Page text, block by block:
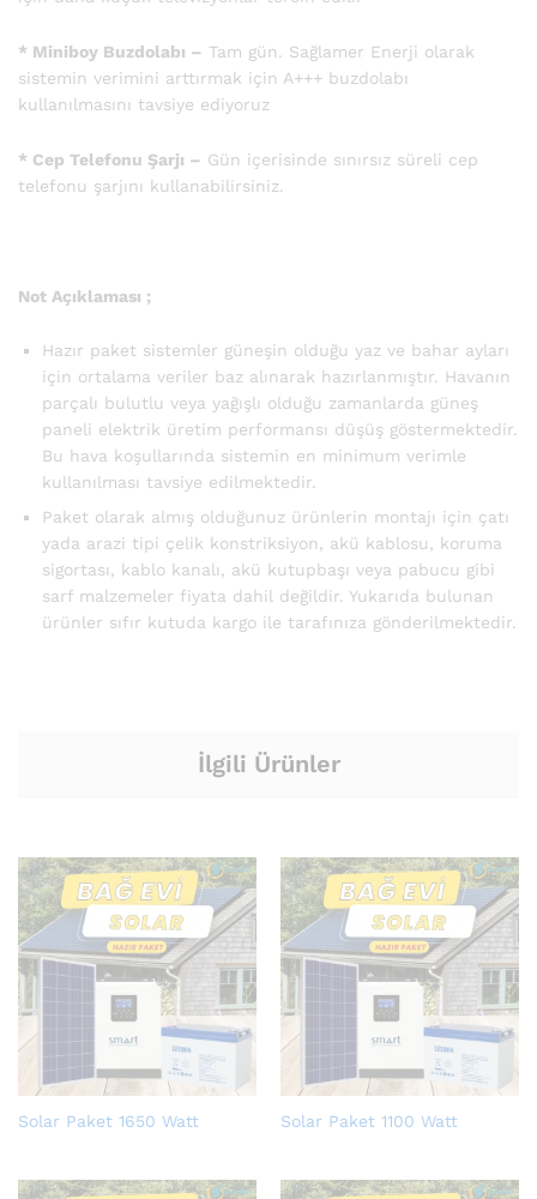
* Miniboy Buzdolabı – Tam gün. Sağlamer Enerji olarak
sistemin verimini arttırmak için A+++ buzdolabı
kullanılmasını tavsiye ediyoruz
* Cep Telefonu Şarjı – Gün içerisinde sınırsız süreli cep
telefonu şarjını kullanabilirsiniz.
Not Açıklaması ;
Hazır paket sistemler güneşin olduğu yaz ve bahar ayları
için ortalama veriler baz alınarak hazırlanmıştır. Havanın
parçalı bulutlu veya yağışlı olduğu zamanlarda güneş
paneli elektrik üretim performansı düşüş göstermektedir.
Bu hava koşullarında sistemin en minimum verimle
kullanılması tavsiye edilmektedir.
Paket olarak almış olduğunuz ürünlerin montajı için çatı
yada arazi tipi çelik konstriksiyon, akü kablosu, koruma
sigortası, kablo kanalı, akü kutupbaşı veya pabucu gibi
sarf malzemeler fiyata dahil değildir. Yukarıda bulunan
ürünler sıfır kutuda kargo ile tarafınıza gönderilmektedir.
İlgili Ürünler
Solar Paket 1650 Watt Solar Paket 1100 Watt